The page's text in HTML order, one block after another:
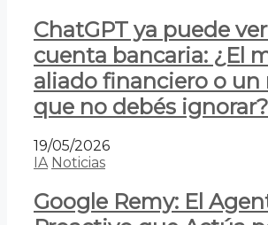
ChatGPT ya puede
cuenta bancaria: ¿El
aliado financiero o un
que no debés ignorar?
19/05/2026
IA Noticias
Google Remy: El